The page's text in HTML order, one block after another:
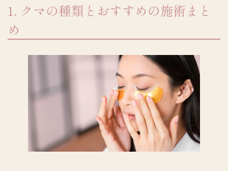
1. クマの種類とおすすめの施術まと
め